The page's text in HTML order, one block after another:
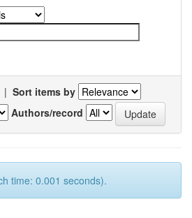
| Sort items by
Authors/record
time: 0.001 seconds).